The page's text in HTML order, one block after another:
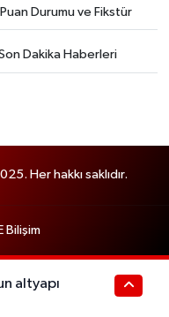
Puan Durumu ve Fikstür
Dakika Haberleri
Her hakkı saklıdır.
Bilişim
altyapı